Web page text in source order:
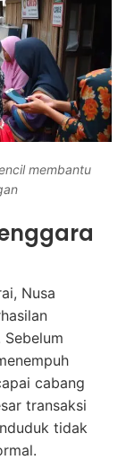
membantu
Nusa
cabang
transaksi
tidak